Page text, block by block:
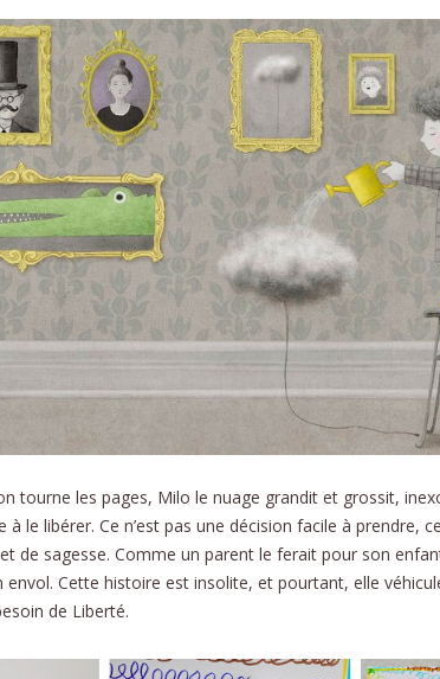
tourne les pages, Milo le nuage grandit et grossit,
le libérer. Ce n’est pas une décision facile à prendre,
de sagesse. Comme un parent le ferait pour son
envol. Cette histoire est insolite, et pourtant, elle
de Liberté.